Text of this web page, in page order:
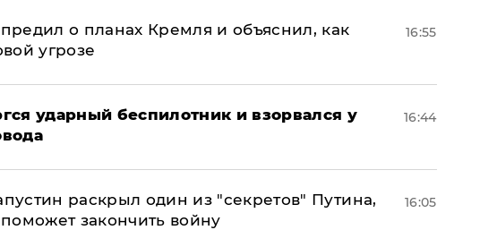
о планах Кремля и объяснил, как
угрозе
16:55
ударный беспилотник и взорвался у
16:44
раскрыл один из "секретов" Путина,
закончить войну
16:05